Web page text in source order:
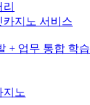
카지노 서비스
+ 업무 통합 학습
지노